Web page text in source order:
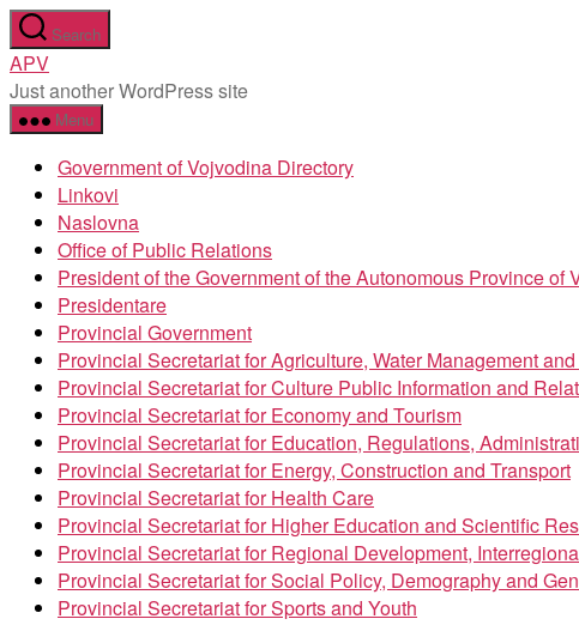
Skip
to
the
content
Search
APV
Just another WordPress site
Menu
Government of Vojvodina Directory
Linkovi
Naslovna
Office of Public Relations
President of the Government of the Autonomous Province of
Presidentare
Provincial Government
Provincial Secretariat for Agriculture, Water Management
Provincial Secretariat for Culture Public Information and
Provincial Secretariat for Economy and Tourism
Provincial Secretariat for Education, Regulations,
Provincial Secretariat for Energy, Construction and Transport
Provincial Secretariat for Health Care
Provincial Secretariat for Higher Education and Scientific
Provincial Secretariat for Regional Development,
Provincial Secretariat for Social Policy, Demography and
Provincial Secretariat for Sports and Youth